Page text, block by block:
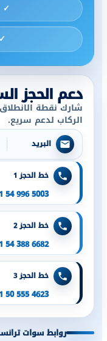
دعم الحجز
شارك نقطة
الركاب لدعم سريع.
البريد
خط الحجز 1
54 996 5003
خط الحجز 2
54 388 6682
خط الحجز 3
50 555 4623
روابط سوات